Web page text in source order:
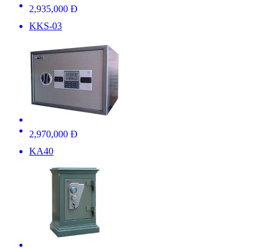
2,935,000 Đ
KKS-03
2,970,000 Đ
KA40